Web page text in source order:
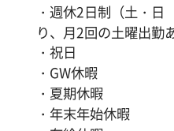
・週休2日制（土・
り、月2回の土曜出勤
・祝日
・GW休暇
・夏期休暇
・年末年始休暇